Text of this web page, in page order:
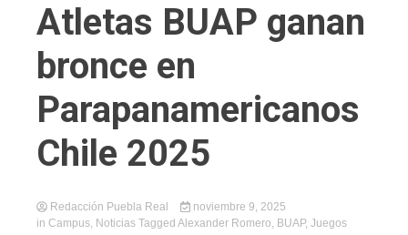
Atletas BUAP ganan
bronce en
Parapanamericanos
Chile 2025
Redacción Puebla Real
noviembre 9, 2025
in Campus, Noticias Tagged Alexander Romero, BUAP, Juegos